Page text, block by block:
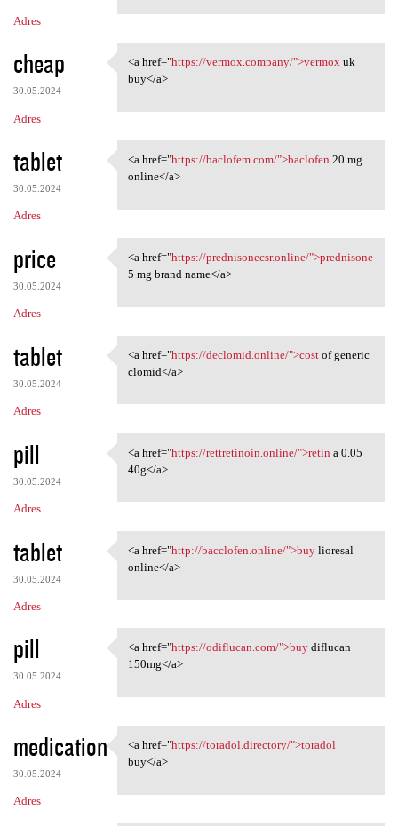
Adres
cheap
30.05.2024
Adres
<a href="https://vermox
<a href="https://vermox.company/">vermoxuk
buy</a>
tablet
30.05.2024
Adres
<a href="https://baclofem.com
<a href="https://baclofem.com/">baclofen 20 mg
online</a>
price
30.05.2024
Adres
<a href="https:/
<a href="https://prednisonecsr.online/">prednisone
5 mg brand name</a>
tablet
30.05.2024
Adres
<a href="https://declomid
<a href="https://declomid.online/">costof generic
clomid</a>
pill
30.05.2024
Adres
<a href="https://rettretinoin
<a href="https://rettretinoin.online/">retin a 0.05
40g</a>
tablet
30.05.2024
Adres
<a href="http://bacclofen
<a href="http://bacclofen.online/">buylioresal
online</a>
pill
30.05.2024
Adres
<a href="https://odiflucan
<a href="https://odiflucan.com/">buydiflucan
150mg</a>
medication
30.05.2024
Adres
<a href="https://toradol
<a href="https://toradol.directory/">toradol
buy</a>